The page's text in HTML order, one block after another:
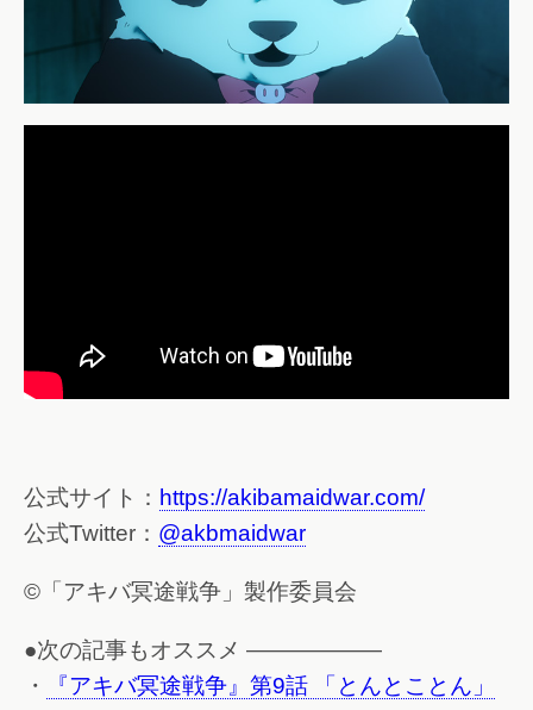
公式サイト： https://akibamaidwar.com/
公式Twitter： @akbmaidwar
©「アキバ冥途戦争」製作委員会
●次の記事もオススメ ——————
・
『アキバ冥途戦争』第9話 「とんとことん」